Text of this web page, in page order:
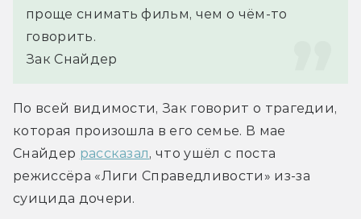
проще снимать фильм, чем о чём-то
говорить.
Зак Снайдер
По всей видимости, Зак говорит о трагедии,
которая произошла в его семье. В мае
Снайдер рассказал, что ушёл с поста
режиссёра «Лиги Справедливости» из-за
суицида дочери.